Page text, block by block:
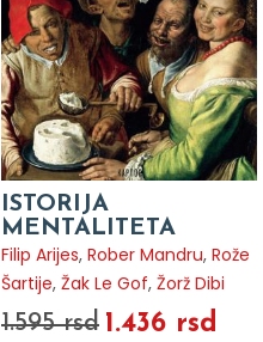
ISTORIJA
MENTALITETA
Filip Arijes, Rober Mandru, Rože
Šartije, Žak Le Gof, Žorž Dibi
1.595 rsd 1.436 rsd